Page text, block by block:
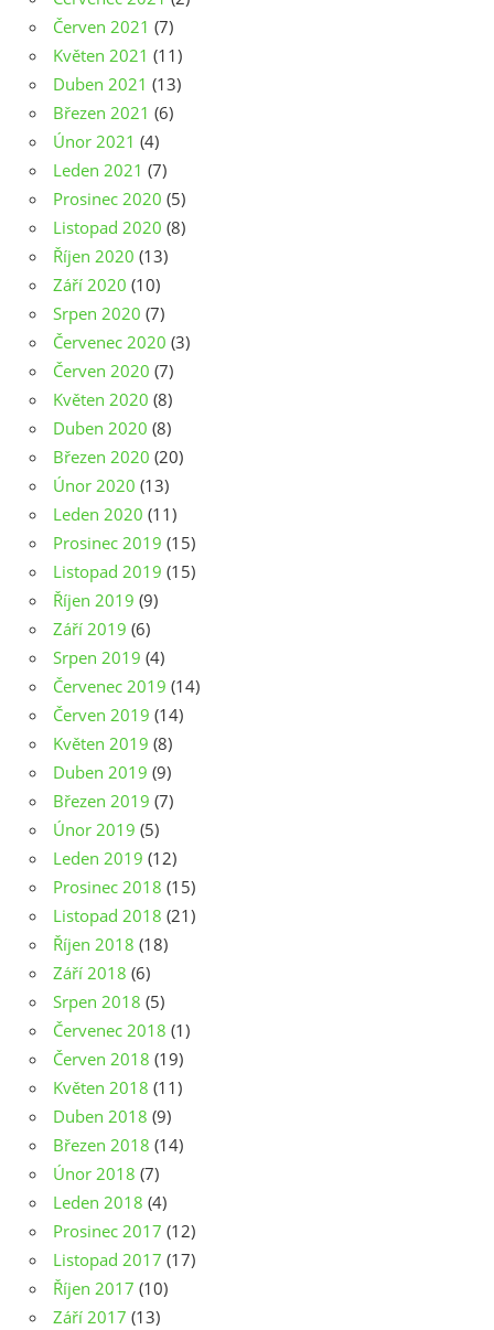
Červen 2021 (7)
Květen 2021 (11)
Duben 2021 (13)
Březen 2021 (6)
Únor 2021 (4)
Leden 2021 (7)
Prosinec 2020 (5)
Listopad 2020 (8)
Říjen 2020 (13)
Září 2020 (10)
Srpen 2020 (7)
Červenec 2020 (3)
Červen 2020 (7)
Květen 2020 (8)
Duben 2020 (8)
Březen 2020 (20)
Únor 2020 (13)
Leden 2020 (11)
Prosinec 2019 (15)
Listopad 2019 (15)
Říjen 2019 (9)
Září 2019 (6)
Srpen 2019 (4)
Červenec 2019 (14)
Červen 2019 (14)
Květen 2019 (8)
Duben 2019 (9)
Březen 2019 (7)
Únor 2019 (5)
Leden 2019 (12)
Prosinec 2018 (15)
Listopad 2018 (21)
Říjen 2018 (18)
Září 2018 (6)
Srpen 2018 (5)
Červenec 2018 (1)
Červen 2018 (19)
Květen 2018 (11)
Duben 2018 (9)
Březen 2018 (14)
Únor 2018 (7)
Leden 2018 (4)
Prosinec 2017 (12)
Listopad 2017 (17)
Říjen 2017 (10)
Září 2017 (13)